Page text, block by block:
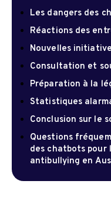
Les dangers des
Réactions des
Nouvelles
Consultation et
Préparation à la
Statistiques
Conclusion sur le
Questions
des chatbots pour
antibullying en